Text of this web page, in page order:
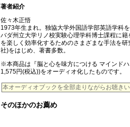
著者紹介
佐々木正悟
1973年生まれ。独協大学外国語学部英語学科
バダ州立大学リノ校実験心理学科博士課程に
を楽しく効率化するためのさまざまな手法を
社)をはじめ、著書多数。
※本商品は『脳と心を味方につける マインド
1,575円(税込))をオーディオ化したものです。
本オーディオブックを全部走りながらお聴き
そのほかのお薦め